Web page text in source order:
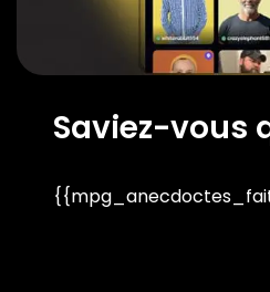
Saviez-vous